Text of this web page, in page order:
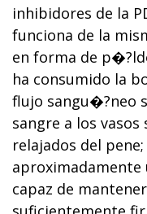
inhibidores de la
funciona de la
en forma de
ha consumido la
flujo sangu�?­neo
sangre a los
relajados del
aproximadamente
capaz de